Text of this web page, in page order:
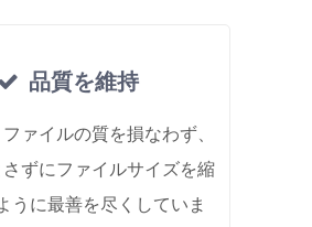
品質を維持
ァイルの質を損なわず、
ずにファイルサイズを縮
うに最善を尽くしていま